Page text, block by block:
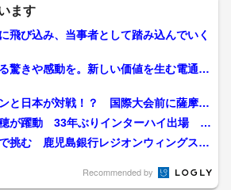
ます
飛び込み、当事者として踏み込んでいく
驚きや感動を。新しい価値を生む電通の
と日本が対戦！？ 国際大会前に薩摩川
穂が躍動 33年ぶりインターハイ出場 川
女...
挑む 鹿児島銀行レジオンウィングス、
Recommended by